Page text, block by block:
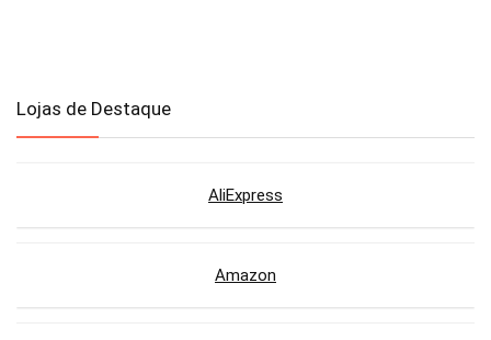
Lojas de Destaque
AliExpress
Amazon